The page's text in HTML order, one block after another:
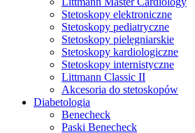
Stetoskopy elektroniczne
Stetoskopy pediatryczne
Stetoskopy pielęgniarskie
Stetoskopy kardiologiczne
Stetoskopy internistyczne
Littmann Classic II
Akcesoria do stetoskopów
Diabetologia
Benecheck
Paski Benecheck